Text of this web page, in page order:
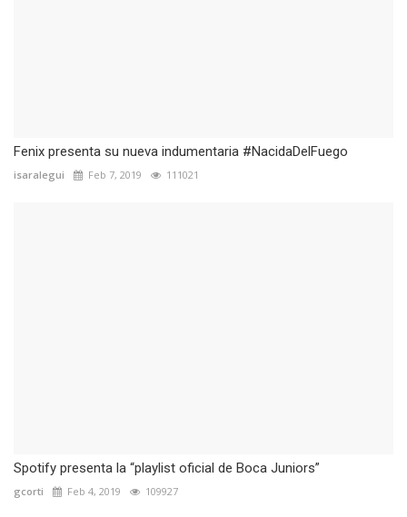
Fenix presenta su nueva indumentaria #NacidaDelFuego
isaralegui Feb 7, 2019 111021
Spotify presenta la “playlist oficial de Boca Juniors”
gcorti Feb 4, 2019 109927